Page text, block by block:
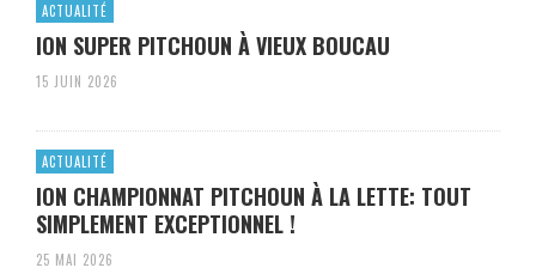
ACTUALITÉ
ION SUPER PITCHOUN À VIEUX BOUCAU
15 JUIN 2026
ACTUALITÉ
ION CHAMPIONNAT PITCHOUN À LA LETTE: TOUT
SIMPLEMENT EXCEPTIONNEL !
25 MAI 2026